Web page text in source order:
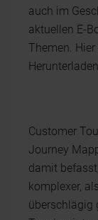
auch im
aktuellen E-
Themen.
Customer
Journey
damit
komplexer,
überschlägig